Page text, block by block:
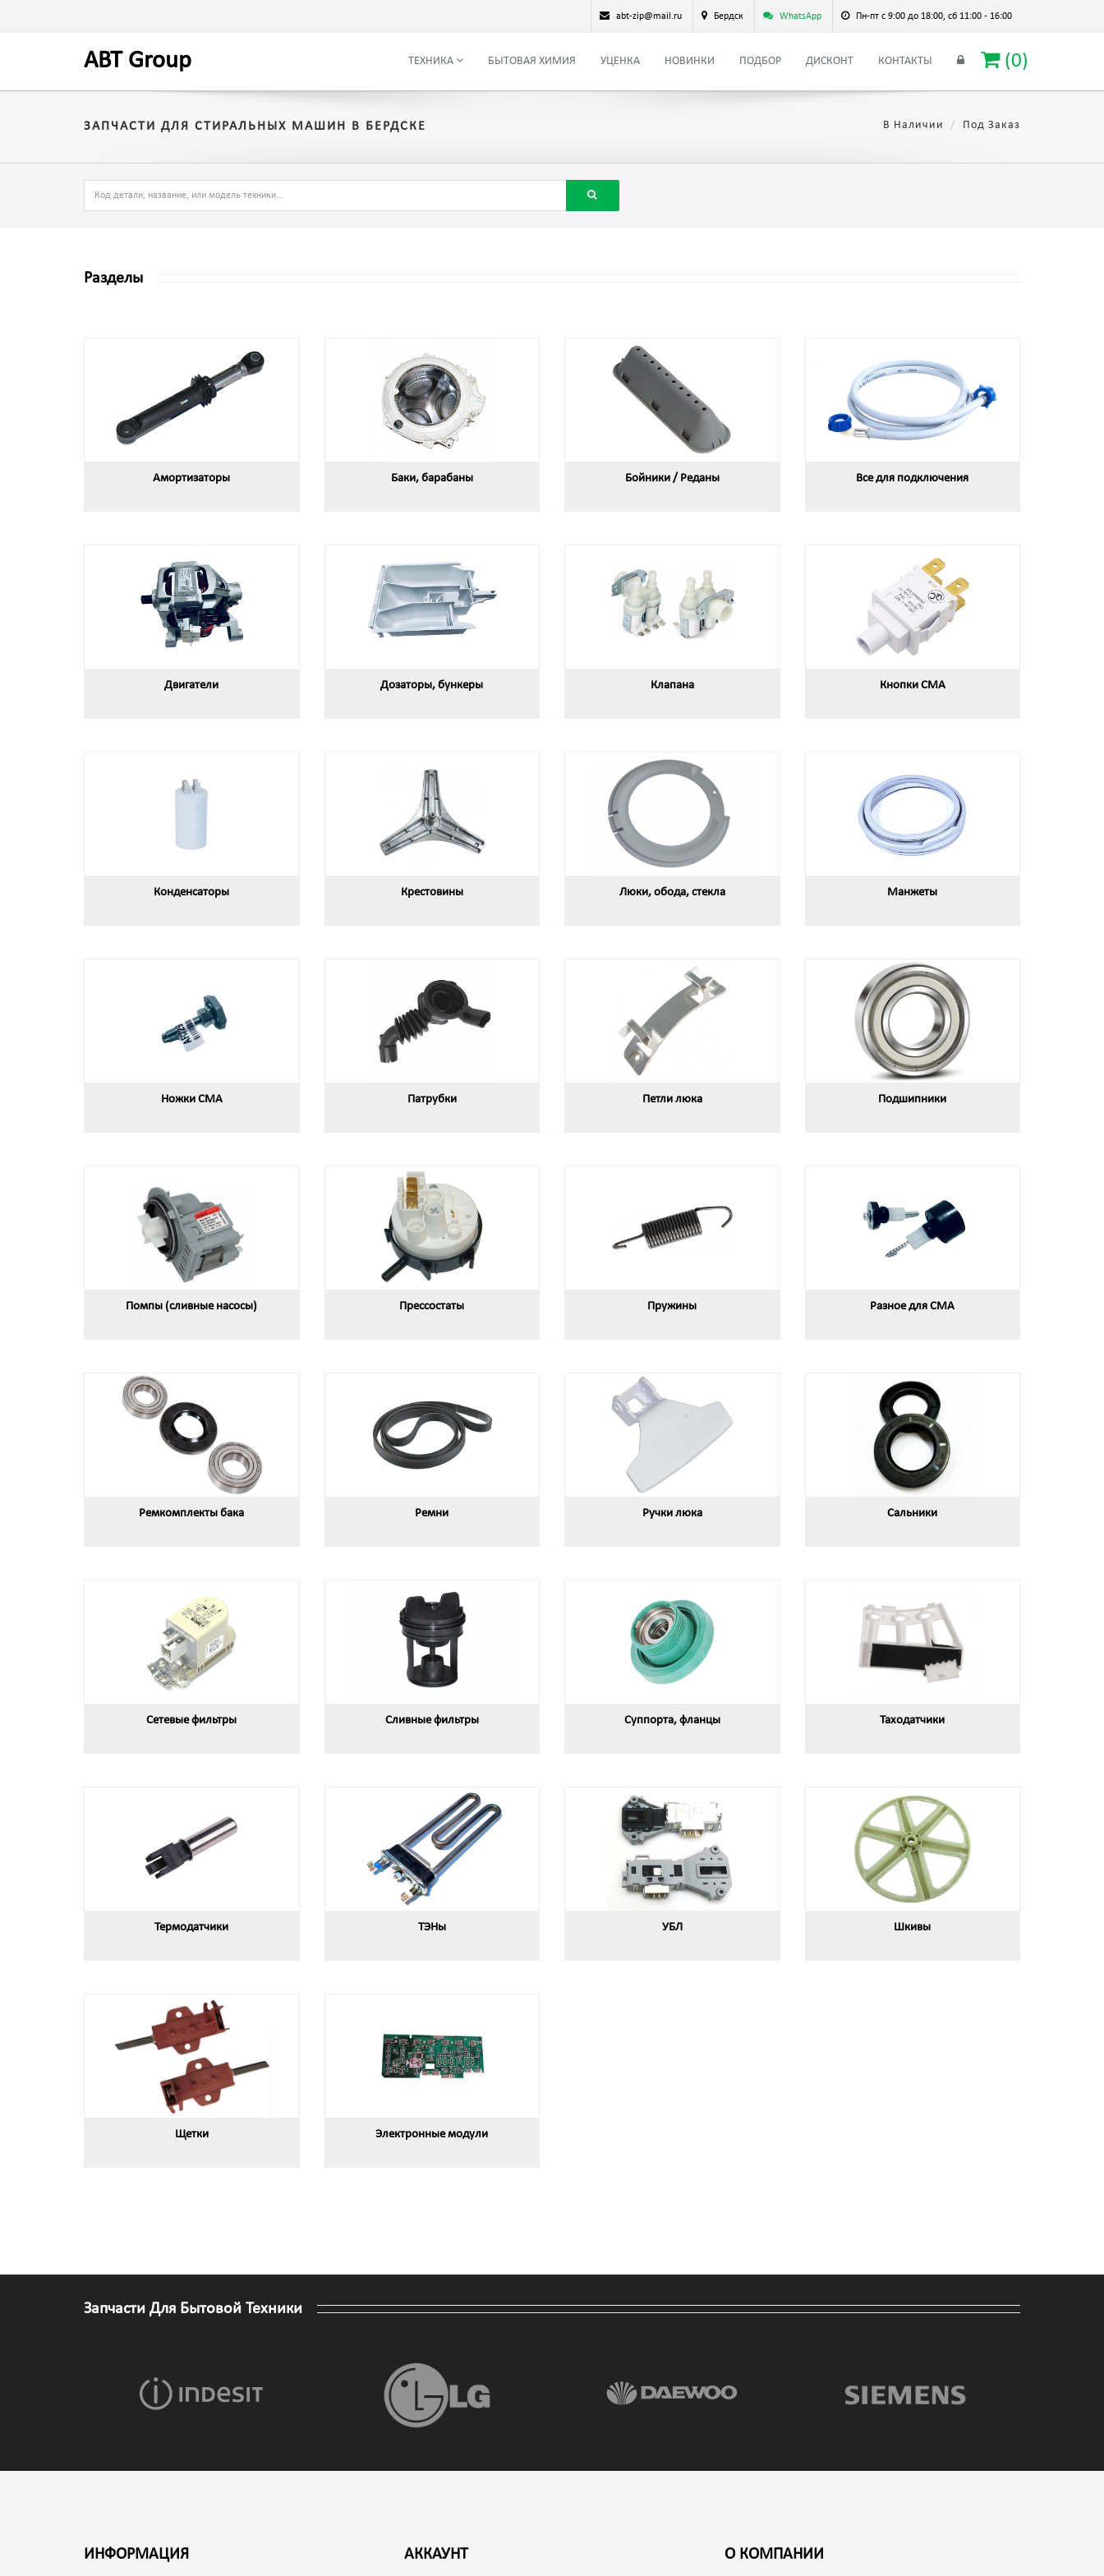
abt-zip@mail.ru Бердск WhatsApp Пн-пт с 9:00 до 18:00, сб 11:00 - 16:00
ABT Group ТЕХНИКА БЫТОВАЯ ХИМИЯ УЦЕНКА НОВИНКИ ПОДБОР ДИСКОНТ КОНТАКТЫ (0)
ЗАПЧАСТИ ДЛЯ СТИРАЛЬНЫХ МАШИН В БЕРДСКЕ В Наличии Под Заказ
Разделы
Амортизаторы Баки, барабаны Бойники / Реданы Все для подключения
Двигатели Дозаторы, бункеры Клапана Кнопки СМА
Конденсаторы Крестовины Люки, обода, стекла Манжеты
Ножки СМА Патрубки Петли люка Подшипники
Помпы (сливные насосы) Прессостаты Пружины Разное для СМА
Ремкомплекты бака Ремни Ручки люка Сальники
Сетевые фильтры Сливные фильтры Суппорта, фланцы Таходатчики
Термодатчики ТЭНы УБЛ Шкивы
Щетки Электронные модули
Запчасти Для Бытовой Техники
ИНФОРМАЦИЯ АККАУНТ О КОМПАНИИ